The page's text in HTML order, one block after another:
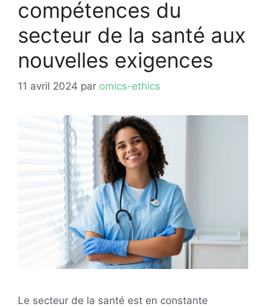
compétences du
secteur de la santé aux
nouvelles exigences
11 avril 2024 par omics-ethics
Le secteur de la santé est en constante